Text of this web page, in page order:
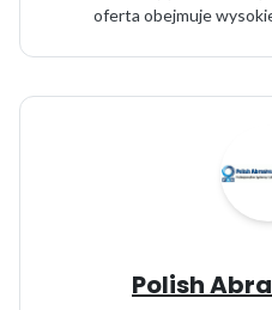
oferta obejmuje
Polish